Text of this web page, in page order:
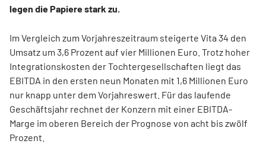
legen die Papiere stark zu.
Im Vergleich zum Vorjahreszeitraum steigerte Vita 34 den
Umsatz um 3,6 Prozent auf vier Millionen Euro. Trotz hoher
Integrationskosten der Tochtergesellschaften liegt das
EBITDA in den ersten neun Monaten mit 1,6 Millionen Euro
nur knapp unter dem Vorjahreswert. Für das laufende
Geschäftsjahr rechnet der Konzern mit einer EBITDA-
Marge im oberen Bereich der Prognose von acht bis zwölf
Prozent.